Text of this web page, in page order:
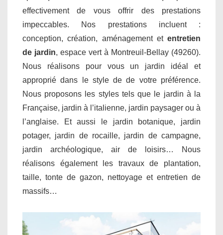
effectivement de vous offrir des prestations
impeccables. Nos prestations incluent :
conception, création, aménagement et entretien
de jardin, espace vert à Montreuil-Bellay (49260).
Nous réalisons pour vous un jardin idéal et
approprié dans le style de de votre préférence.
Nous proposons les styles tels que le jardin à la
Française, jardin à l’italienne, jardin paysager ou à
l’anglaise. Et aussi le jardin botanique, jardin
potager, jardin de rocaille, jardin de campagne,
jardin archéologique, air de loisirs… Nous
réalisons également les travaux de plantation,
taille, tonte de gazon, nettoyage et entretien de
massifs…